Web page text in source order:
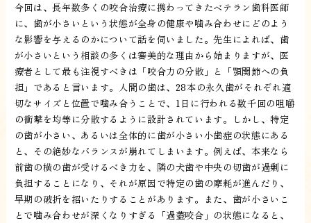
今回は、長年数多くの咬合治療に携わってきたベテラン歯科医師
に、歯が小さいという状態が全身の健康や噛み合わせにどのよう
な影響を与えるのかについて話を伺いました。先生によれば、歯
が小さいという相談の多くは審美的な理由から始まりますが、医
療者として最も注視すべきは「咬合力の分散」と「顎関節への負
担」であると言います。人間の歯は、28本の永久歯がそれぞれ適
切なサイズと位置で噛み合うことで、1日に行われる数千回の咀嚼
の衝撃を均等に分散するように設計されています。しかし、特定
の歯が小さい、あるいは全体的に歯が小さい小歯症の状態にある
と、その絶妙なバランスが崩れてしまいます。例えば、本来なら
前歯の横の歯が受けるべき力を、隣の犬歯や中央の切歯が過剰に
負担することになり、それが原因で特定の歯の摩耗が進んだり、
早期の破折を招いたりすることがあります。また、歯が小さいこ
とで噛み合わせが深くなりすぎる「過蓋咬合」の状態になると、